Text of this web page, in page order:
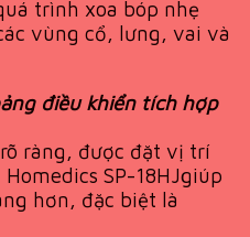
trình xoa bóp nhẹ
vùng cổ, lưng, vai và
điều khiển tích hợp
ràng, được đặt vị trí
SP-18HJgiúp
hơn, đặc biệt là